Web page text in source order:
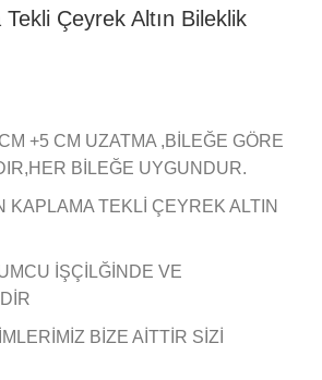
Çeyrek Altın Bileklik
+5 CM UZATMA ,BİLEĞE GÖRE
BİLEĞE UYGUNDUR.
KAPLAMA TEKLİ ÇEYREK ALTIN
İŞÇİLĞİNDE VE
BİZE AİTTİR SİZİ